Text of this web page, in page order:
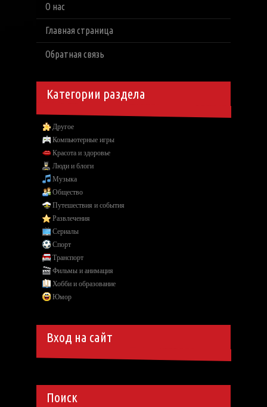
О нас
Главная страница
Обратная связь
Категории раздела
Другое
Компьютерные игры
Красота и здоровье
Люди и блоги
Музыка
Общество
Путешествия и события
Развлечения
Сериалы
Спорт
Транспорт
Фильмы и анимация
Хобби и образование
Юмор
Вход на сайт
Поиск